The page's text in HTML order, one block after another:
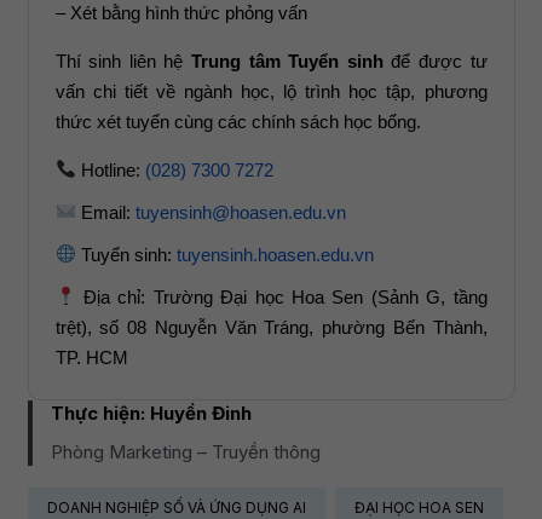
– Xét bằng hình thức phỏng vấn
Thí sinh liên hệ Trung tâm Tuyển sinhđể được tư
vấn chi tiết về ngành học, lộ trình học tập, phương
thức xét tuyển cùng các chính sách học bổng.
Hotline: (028) 7300 7272
Email: tuyensinh@hoasen.edu.vn
Tuyển sinh: tuyensinh.hoasen.edu.vn
Địa chỉ: Trường Đại học Hoa Sen (Sảnh G, tầng
trệt), số 08 Nguyễn Văn Tráng, phường Bến Thành,
TP. HCM
Thực hiện: Huyền Đinh
Phòng Marketing – Truyền thông
DOANH NGHIỆP SỐ VÀ ỨNG DỤNG AI ĐẠI HỌC HOA SEN